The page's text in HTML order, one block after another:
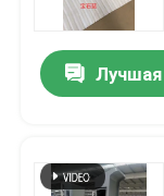
Части
Части CNC